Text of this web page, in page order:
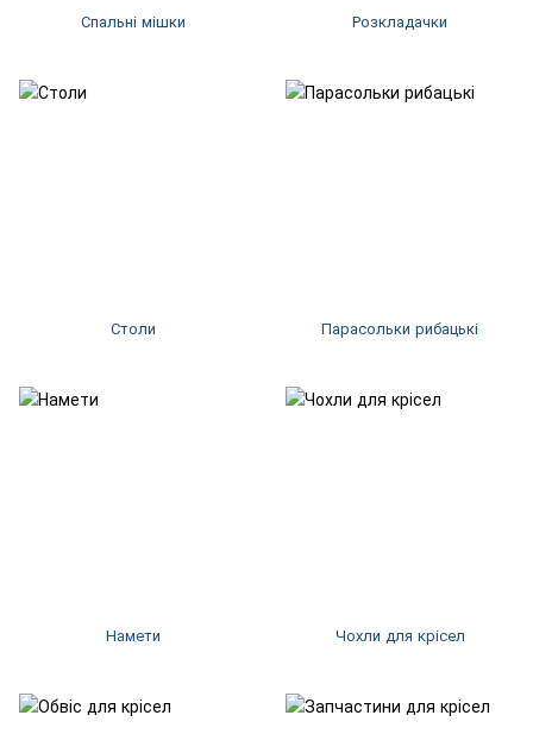
Спальні мішки Розкладачки
Столи Парасольки рибацькі
Намети Чохли для крісел